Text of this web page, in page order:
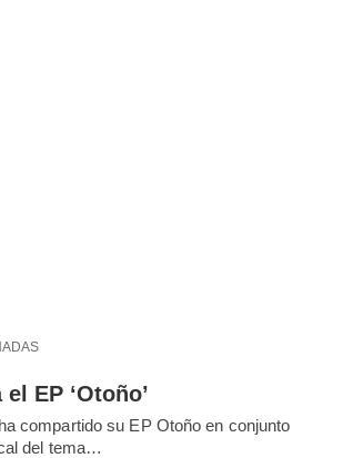
EP ‘Otoño’
compartido su EP Otoño en conjunto
del tema…